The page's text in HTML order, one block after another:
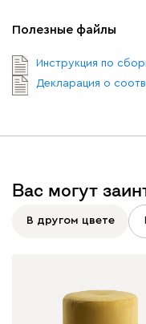
Полезные файлы
Инструкция по
Декларация о
Вас могут
В другом цвете